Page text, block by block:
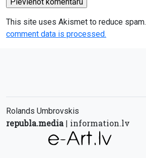
This site uses Akismet to reduce spam.
comment data is processed.
Rolands Umbrovskis
republa.media| information.lv